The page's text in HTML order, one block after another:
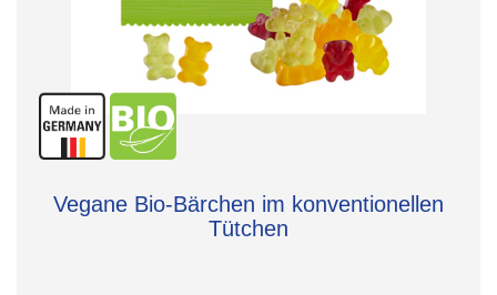
Vegane Bio-Bärchen im konventionellen
Tütchen